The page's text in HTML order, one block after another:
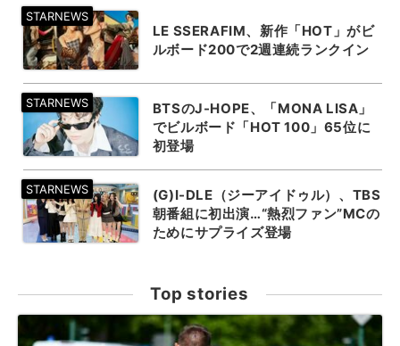
LE SSERAFIM、新作「HOT」がビ
ルボード200で2週連続ランクイン
BTSのJ-HOPE、「MONA LISA」
でビルボード「HOT 100」65位に
初登場
(G)I-DLE（ジーアイドゥル）、TBS
朝番組に初出演…“熱烈ファン”MCの
ためにサプライズ登場
Top stories